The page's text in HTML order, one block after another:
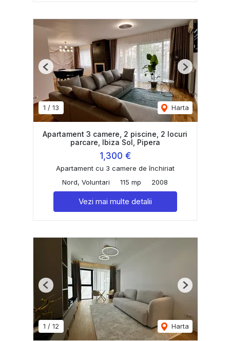
1 / 13 Harta
Previous Next
Apartament 3 camere, 2 piscine, 2 locuri
parcare, Ibiza Sol, Pipera
1,300 €
Apartament cu 3 camere de închiriat
Nord, Voluntari
115 mp 2008
Vezi mai multe detalii
1 / 12 Harta
Previous Next